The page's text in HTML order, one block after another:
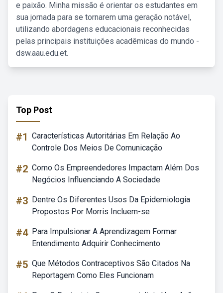
e paixão. Minha missão é orientar os estudantes em
sua jornada para se tornarem uma geração notável,
utilizando abordagens educacionais reconhecidas
pelas principais instituições acadêmicas do mundo -
dsw.aau.edu.et.
Top Post
#1 Características Autoritárias Em Relação Ao
Controle Dos Meios De Comunicação
#2 Como Os Empreendedores Impactam Além Dos
Negócios Influenciando A Sociedade
#3 Dentre Os Diferentes Usos Da Epidemiologia
Propostos Por Morris Incluem-se
#4 Para Impulsionar A Aprendizagem Formar
Entendimento Adquirir Conhecimento
#5 Que Métodos Contraceptivos São Citados Na
Reportagem Como Eles Funcionam